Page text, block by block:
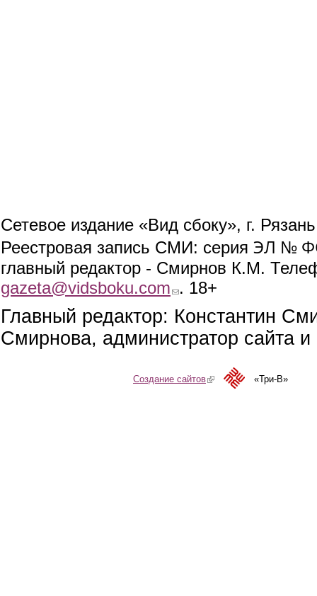
Сетевое издание «Вид сбоку», г.
Реестровая запись СМИ: серия ЭЛ №
главный редактор - Смирнов К.М.
gazeta@vidsboku.com (link sends e-mail)
. 18+
Главный редактор: Константин
Смирнова, администратор сайта
Создание сайтов(link is external)«Три-В»